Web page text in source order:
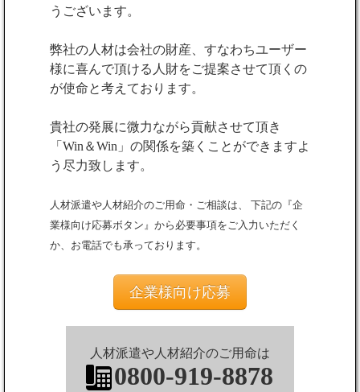
うございます。
弊社の人材は会社の財産、すなわちユーザー
様に喜んで頂ける人財をご提案させて頂くの
が使命と考えております。
貴社の発展に微力ながら貢献させて頂き
「Win＆Win」の関係を築くことができますよ
う尽力致します。
人材派遣や人材紹介のご用命・ご相談は、 下記の『企
業様向け応募ボタン』から必要事項をご入力いただく
か、お電話でも承っております。
企業様向け応募
人材派遣や人材紹介のご用命は
0800-919-8878